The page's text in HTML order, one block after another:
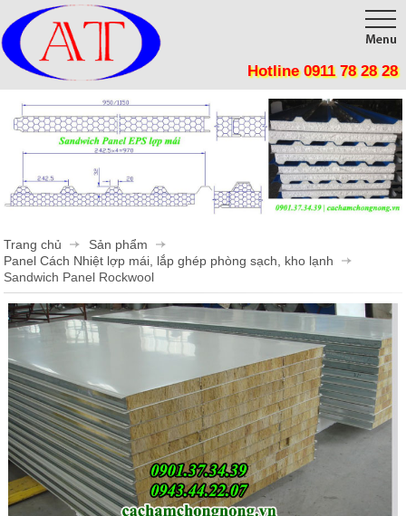
Trang chủ
Giới thiệu
Sản phẩm
Tôn Cách Nhiệt, Chống nóng, Giảm tiêu thụ điện năng
Panel Cách Nhiệt lợp mái, lắp ghép phòng sạch, kho lạnh
Vật Liệu Cách Nhiệt
Tôn cán sóng
Mút Tiêu Âm
Phụ Kiện Cửa Lùa
Các Loại Cửa
Ốc Vít
Cuộn Inox
Công trình
Tin tức
Liên hệ
Hotline 0911 78 28 28
Trang chủ
Sản phẩm
Panel Cách Nhiệt lợp mái, lắp ghép phòng sạch, kho lạnh
Sandwich Panel Rockwool